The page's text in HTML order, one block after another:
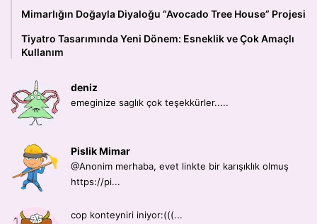
Mimarlığın Doğayla Diyaloğu “Avocado Tree House” Projesi
Tiyatro Tasarımında Yeni Dönem: Esneklik ve Çok Amaçlı
Kullanım
deniz
emeginize saglık çok teşekkürler.....
Pislik Mimar
@Anonim merhaba, evet linkte bir karışıklık olmuş
https://pi...
cop konteyniri iniyor:(((...